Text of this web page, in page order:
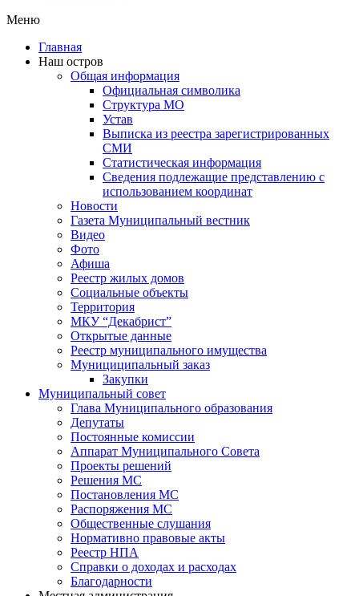
Меню
Главная
Наш остров
Общая информация
Официальная символика
Структура МО
Устав
Выписка из реестра зарегистрированных
СМИ
Статистическая информация
Сведения подлежащие представлению с
использованием координат
Новости
Газета Муниципальный вестник
Видео
Фото
Афиша
Реестр жилых домов
Социальные объекты
Территория
МКУ “Декабрист”
Открытые данные
Реестр муниципального имущества
Мунициципальный заказ
Закупки
Муниципальный совет
Глава Муниципального образования
Депутаты
Постоянные комиссии
Аппарат Муниципального Совета
Проекты решений
Решения МС
Постановления МС
Распоряжения МС
Общественные слушания
Нормативно правовые акты
Реестр НПА
Справки о доходах и расходах
Благодарности